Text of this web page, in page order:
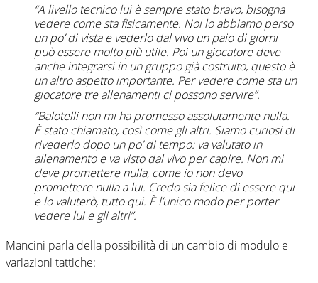
“A livello tecnico lui è sempre stato bravo, bisogna
vedere come sta fisicamente. Noi lo abbiamo perso
un po’ di vista e vederlo dal vivo un paio di giorni
può essere molto più utile. Poi un giocatore deve
anche integrarsi in un gruppo già costruito, questo è
un altro aspetto importante. Per vedere come sta un
giocatore tre allenamenti ci possono servire”.
“Balotelli non mi ha promesso assolutamente nulla.
È stato chiamato, così come gli altri. Siamo curiosi di
rivederlo dopo un po’ di tempo: va valutato in
allenamento e va visto dal vivo per capire. Non mi
deve promettere nulla, come io non devo
promettere nulla a lui. Credo sia felice di essere qui
e lo valuterò, tutto qui. È l’unico modo per porter
vedere lui e gli altri”.
Mancini parla della possibilità di un cambio di modulo e
variazioni tattiche: